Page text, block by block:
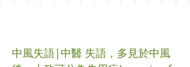
中風失語|中醫 失語，多見於中風